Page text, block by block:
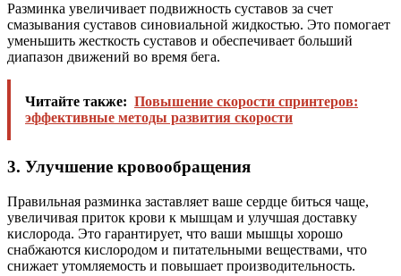
Разминка увеличивает подвижность суставов за счет
смазывания суставов синовиальной жидкостью. Это помогает
уменьшить жесткость суставов и обеспечивает больший
диапазон движений во время бега.
Читайте также: Повышение скорости спринтеров:
эффективные методы развития скорости
3. Улучшение кровообращения
Правильная разминка заставляет ваше сердце биться чаще,
увеличивая приток крови к мышцам и улучшая доставку
кислорода. Это гарантирует, что ваши мышцы хорошо
снабжаются кислородом и питательными веществами, что
снижает утомляемость и повышает производительность.